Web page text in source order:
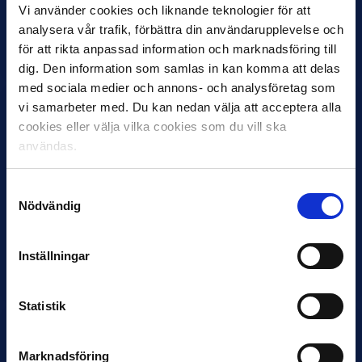
Vi använder cookies och liknande teknologier för att
analysera vår trafik, förbättra din användarupplevelse och
för att rikta anpassad information och marknadsföring till
dig. Den information som samlas in kan komma att delas
med sociala medier och annons- och analysföretag som
vi samarbeter med. Du kan nedan välja att acceptera alla
cookies eller välja vilka cookies som du vill ska
användas.
Nödvändig
Inställningar
Statistik
Marknadsföring
Under måndagseftermiddagen meddelade IFK Göteborg att
Stefan Billborns uppdrag som huvudtränare i herrlaget har
avslutats.…